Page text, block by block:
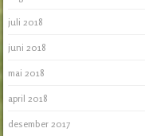
juli 2018
juni 2018
mai 2018
april 2018
desember 2017